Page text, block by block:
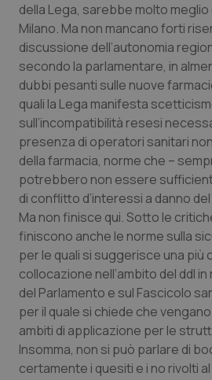
Valle D’Aosta
Veneto
Oncodermatologia
Oncoematologia
Oncologia & Nutrizione
Psoriasi & pelle
Quotidiano Cardiologia
Quotidiano Chirurgia
Quotidiano Oncologia
Quotidiano Pediatria
Rene & patologie
della Lega, sarebbe molto meglio
Milano. Ma non mancano forti
discussione dell’autonomia
secondo la parlamentare, in
dubbi pesanti sulle nuove
quali la Lega manifesta
sull’incompatibilità resesi
presenza di operatori sanitari
della farmacia, norme che –
potrebbero non essere
di conflitto d’interessi a danno
Ma non finisce qui. Sotto le
finiscono anche le norme sulla
per le quali si suggerisce una più
collocazione nell’ambito del ddl in
del Parlamento e sul Fascicolo
per il quale si chiede che
ambiti di applicazione per le
Insomma, non si può parlare di
certamente i quesiti e i no rivolti